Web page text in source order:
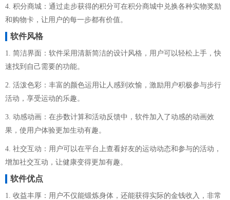
4. 积分商城：通过走步获得的积分可在积分商城中兑换各种实物奖励
和购物卡，让用户的每一步都有价值。
软件风格
1. 简洁界面：软件采用清新简洁的设计风格，用户可以轻松上手，快
速找到自己需要的功能。
2. 活泼色彩：丰富的颜色运用让人感到欢愉，激励用户积极参与步行
活动，享受运动的乐趣。
3. 动感动画：在步数计算和活动反馈中，软件加入了动感的动画效
果，使用户体验更加生动有趣。
4. 社交互动：用户可以在平台上查看好友的运动动态和参与的活动，
增加社交互动，让健康变得更加有趣。
软件优点
1. 收益丰厚：用户不仅能锻炼身体，还能获得实际的金钱收入，非常